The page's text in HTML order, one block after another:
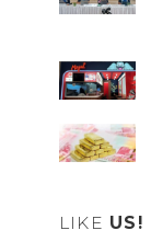
LIKE US!